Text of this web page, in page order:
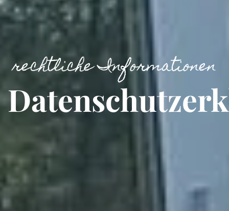
rechtliche Informationen